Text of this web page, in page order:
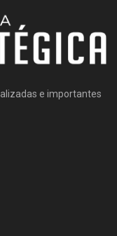
e importantes